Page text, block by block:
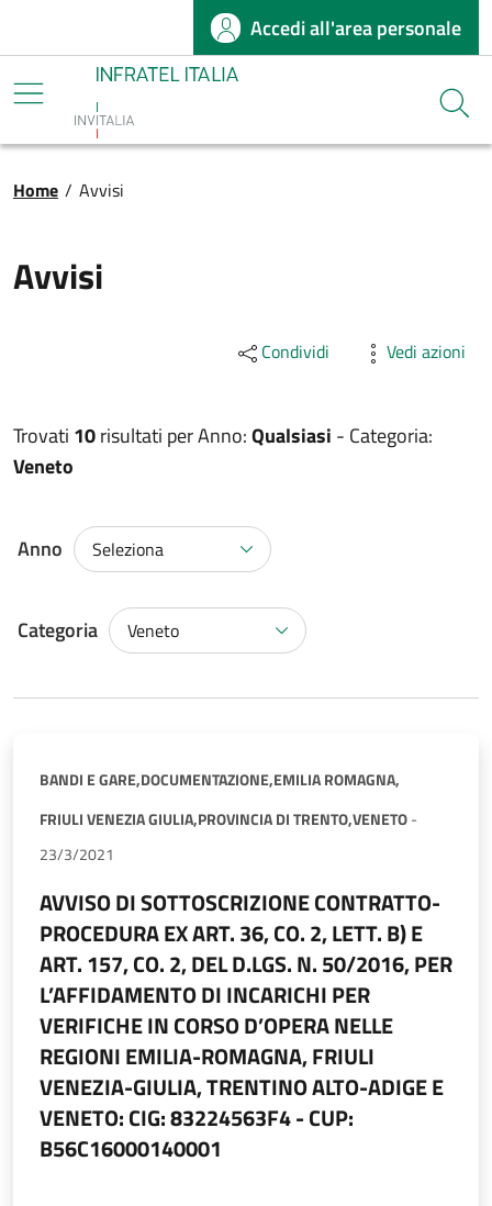
Salta al contenuto principaleAccedi all'area personale
Infratel
Briciole di pane
Home / Avvisi
Avvisi
Condividi Vedi azioni
Trovati 10risultati perAnno:Qualsiasi - Categoria:
Veneto
Anno Seleziona
Categoria Veneto
BANDI E GARE,DOCUMENTAZIONE,EMILIA ROMAGNA,
FRIULI VENEZIA GIULIA,PROVINCIA DI TRENTO,VENETO-
23/3/2021
AVVISO DI SOTTOSCRIZIONE CONTRATTO-
PROCEDURA EX ART. 36, CO. 2, LETT. B) E
ART. 157, CO. 2, DEL D.LGS. N. 50/2016, PER
L’AFFIDAMENTO DI INCARICHI PER
VERIFICHE IN CORSO D’OPERA NELLE
REGIONI EMILIA-ROMAGNA, FRIULI
VENEZIA-GIULIA, TRENTINO ALTO-ADIGE E
VENETO: CIG: 83224563F4 - CUP:
B56C16000140001